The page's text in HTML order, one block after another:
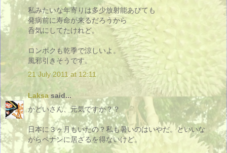
私みたいな年寄りは多少放射能あびても
発病前に寿命が来るだろうから
呑気にしてたけれど。
ロンボクも乾季で涼しいよ。
風邪引きそうです。
21 July 2011 at 12:11
Laksa said...
かどいさん、元気ですか？？
日本に３ヶ月もいたの？私も暑いのはいやだ。といいな
がらペナンに居ざるを得ないけど。